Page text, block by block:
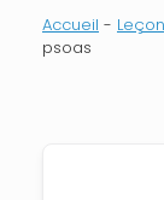
Accueil -
psoas